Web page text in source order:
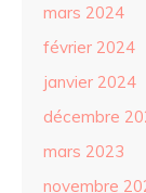
mars 2024
février 2024
janvier 2024
décembre
mars 2023
novembre